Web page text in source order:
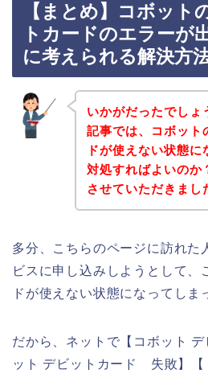
【まとめ】コボット
トカードのエラーが
に考えられる解決方
いかがだったでしょ
記事では、コボット
ドが使えない状態に
対処すればよいのか
させていただきまし
多分、こちらのページに訪れた
ビスに申し込みしようとして、
ドが使えない状態になってしま
だから、ネットで【コボット
ット デビットカード 失敗】【